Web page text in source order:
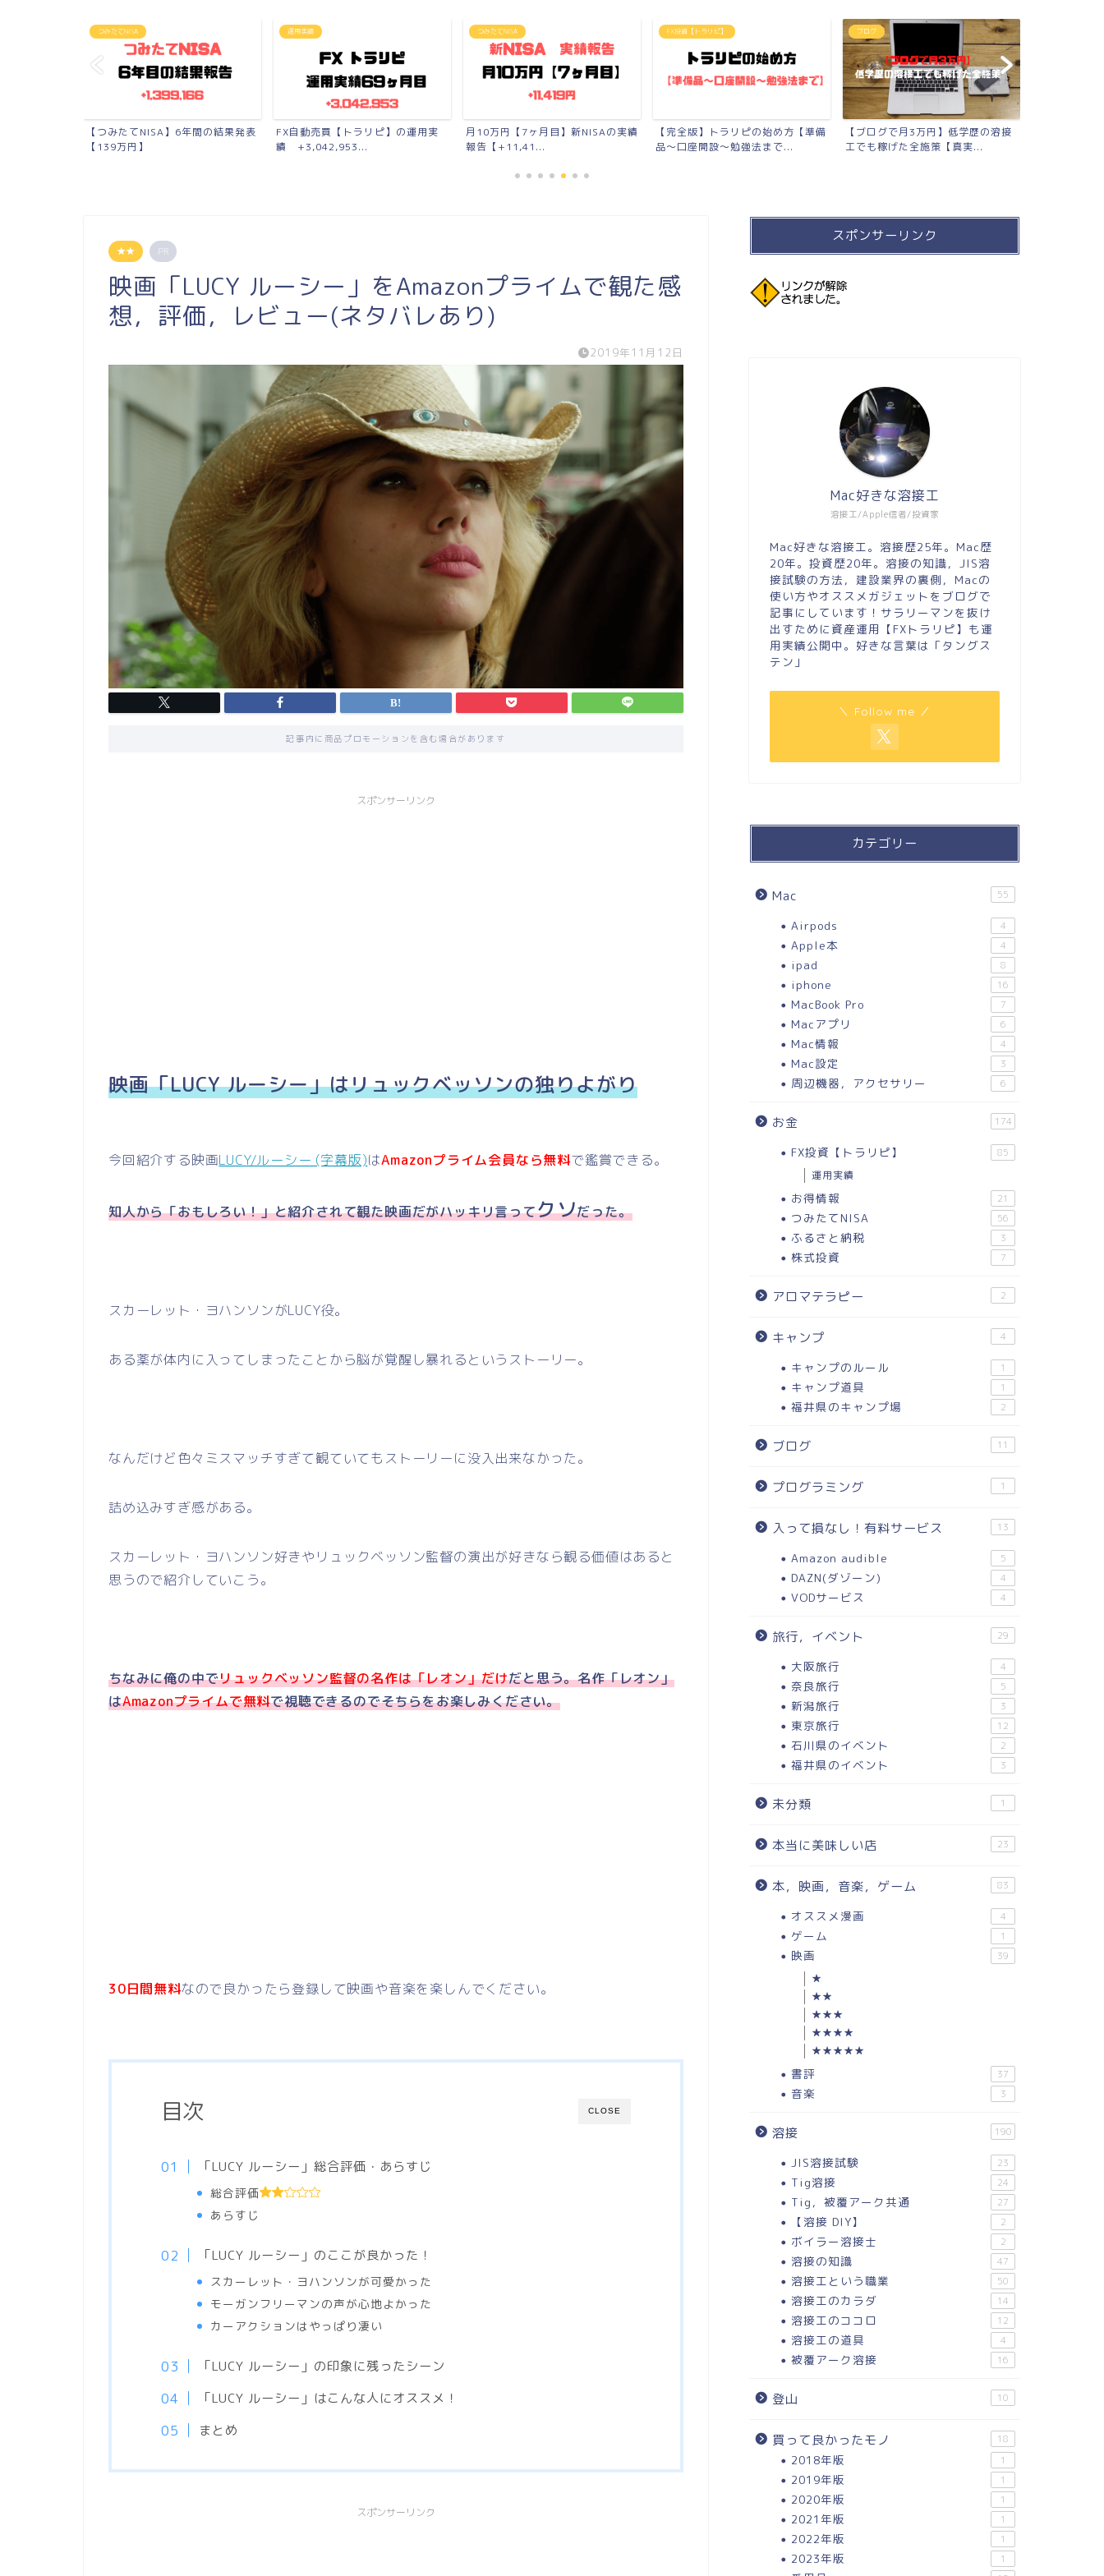
運用実績
FX自動売買【トラリピ】の運用実
績 +3,042,953...
つみたてNISA
月10万円【7ヶ月目】新NISAの実績
報告【+11,41...
FX投資【トラリピ】
【完全版】トラリピの始め方【準備
品〜口座開設〜勉強法まで...
ブログ
【ブログで月3万円】低学歴の溶接
工でも稼げた全施策【真実...
お得情報
【種銭】100万を1年間で底辺溶接
工が貯めた話【10個の...
★★ PR
映画「LUCY ルーシー」をAmazonプライムで観た感
想，評価，レビュー(ネタバレあり)
2019年11月12日
記事内に商品プロモーションを含む場合があります
スポンサーリンク
映画「LUCY ルーシー」はリュックベッソンの独りよがり
今回紹介する映画LUCY/ルーシー (字幕版)はAmazonプライム会員なら無料で鑑賞できる。
知人から「おもしろい！」と紹介されて観た映画だがハッキリ言ってクソだった。
スカーレット・ヨハンソンがLUCY役。
ある薬が体内に入ってしまったことから脳が覚醒し暴れるというストーリー。
なんだけど色々ミスマッチすぎて観ていてもストーリーに没入出来なかった。
詰め込みすぎ感がある。
スカーレット・ヨハンソン好きやリュックベッソン監督の演出が好きなら観る価値はあると
思うので紹介していこう。
ちなみに俺の中でリュックベッソン監督の名作は「レオン」だけだと思う。名作「レオン」
はAmazonプライムで無料で視聴できるのでそちらをお楽しみください。
30日間無料なので良かったら登録して映画や音楽を楽しんでください。
CLOSE
目次
「LUCY ルーシー」総合評価・あらすじ
総合評価
あらすじ
「LUCY ルーシー」のここが良かった！
スカーレット・ヨハンソンが可愛かった
モーガンフリーマンの声が心地よかった
カーアクションはやっぱり凄い
「LUCY ルーシー」の印象に残ったシーン
「LUCY ルーシー」はこんな人にオススメ！
まとめ
スポンサーリンク
スポンサーリンク
溶接工/Apple信者/投資家
Mac好きな溶接工
Mac好きな溶接工。溶接歴25年。Mac歴
20年。投資歴20年。溶接の知識，JIS溶
接試験の方法，建設業界の裏側，Macの
使い方やオススメガジェットをブログで
記事にしています！サラリーマンを抜け
出すために資産運用【FXトラリピ】も運
用実績公開中。好きな言葉は「タングス
テン」
＼ Follow me ／
カテゴリー
Mac 55
Airpods 4
Apple本 4
ipad 8
iphone 16
MacBook Pro 7
Macアプリ 6
Mac情報 4
Mac設定 3
周辺機器，アクセサリー 6
お金 174
FX投資【トラリピ】 85
運用実績
お得情報 21
つみたてNISA 56
ふるさと納税 3
株式投資 7
アロマテラピー 2
キャンプ 4
キャンプのルール 1
キャンプ道具 1
福井県のキャンプ場 2
ブログ 11
プログラミング 1
入って損なし！有料サービス 13
Amazon audible 5
DAZN(ダゾーン) 4
VODサービス 4
旅行，イベント 29
大阪旅行 4
奈良旅行 5
新潟旅行 3
東京旅行 12
石川県のイベント 2
福井県のイベント 3
未分類 1
本当に美味しい店 23
本，映画，音楽，ゲーム 83
オススメ漫画 4
ゲーム 1
映画 39
★
★★
★★★
★★★★
★★★★★
書評 37
音楽 3
溶接 190
JIS溶接試験 23
Tig溶接 24
Tig，被覆アーク共通 27
【溶接 DIY】 2
ボイラー溶接士 2
溶接の知識 47
溶接工という職業 50
溶接工のカラダ 14
溶接工のココロ 12
溶接工の道具 4
被覆アーク溶接 16
登山 10
買って良かったモノ 18
2018年版 1
2019年版 1
2020年版 1
2021年版 1
2022年版 1
2023年版 1